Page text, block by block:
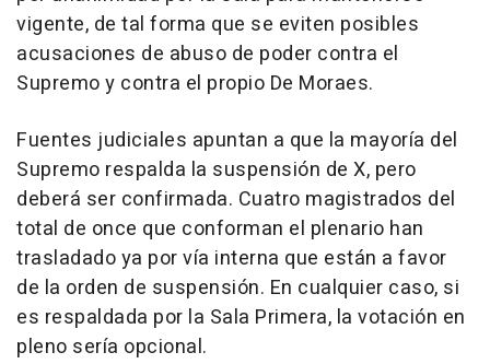
vigente, de tal forma que se eviten posibles
acusaciones de abuso de poder contra el
Supremo y contra el propio De Moraes.
Fuentes judiciales apuntan a que la mayoría del
Supremo respalda la suspensión de X, pero
deberá ser confirmada. Cuatro magistrados del
total de once que conforman el plenario han
trasladado ya por vía interna que están a favor
de la orden de suspensión. En cualquier caso, si
es respaldada por la Sala Primera, la votación en
pleno sería opcional.